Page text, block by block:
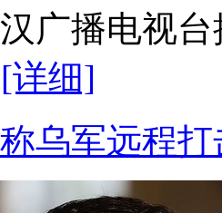
广播电视
[详细]
乌军远程